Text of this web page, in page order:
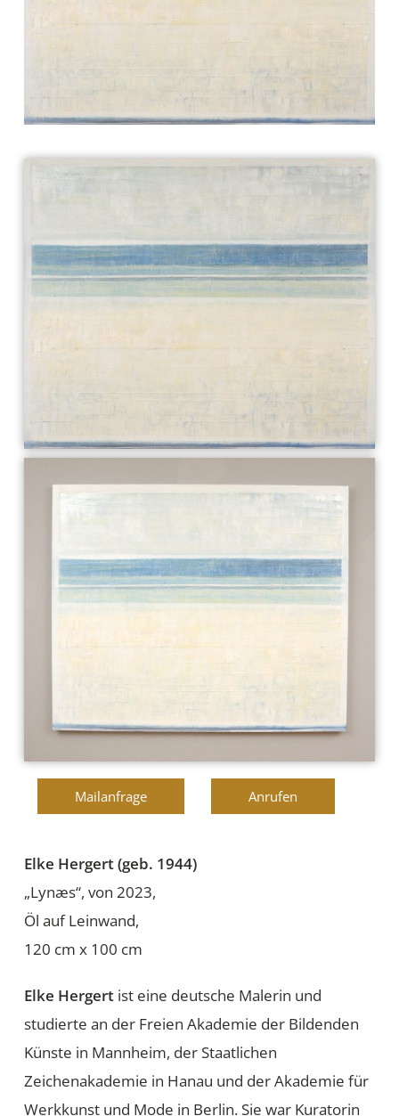
Mailanfrage Anrufen
Elke Hergert (geb. 1944)
„Lynæs“, von 2023,
Öl auf Leinwand,
120 cm x 100 cm
Elke Hergert ist eine deutsche Malerin und
studierte an der Freien Akademie der Bildenden
Künste in Mannheim, der Staatlichen
Zeichenakademie in Hanau und der Akademie für
Werkkunst und Mode in Berlin. Sie war Kuratorin